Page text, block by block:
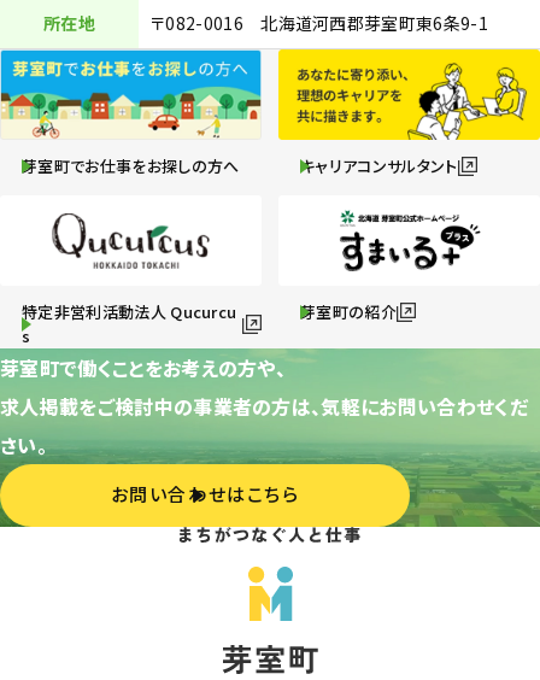
所在地 〒082-0016 北海道河西郡芽室町東6条9-1
芽室町でお仕事をお探しの方へ キャリアコンサルタント
特定非営利活動法人 Qucurcu
s
芽室町の紹介
芽室町で働くことをお考えの方や、
求人掲載をご検討中の事業者の方は、気軽にお問い合わせくだ
さい。
お問い合わせはこちら